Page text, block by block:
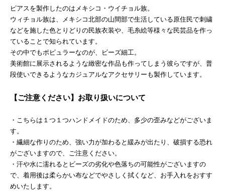
ピアスを製作したのはメキシコ・ウイチョル族。
ウィチョル族は、メキシコ北部の山間部で生活している原住民で刺繍
などを施した色とりどりの民族衣装や、毛糸絵等様々な民芸品を作っ
ていることで知られています。
その中でもポピュラーなのが、ビーズ細工。
美術館に展示されるような緻密な作品も作ってしまう彼らですが、普
段使いできるようなカジュアルなアクセサリーも製作しています。
【ご注意ください】お取り扱いについて
・こちらは１つ１つハンドメイドのため、多少の歪みなどがございま
す。
・繊細な作りのため、強い力が加わると緩みが出たり、破損する恐れ
がございますので、ご注意ください。
・汗や水に濡れるとビーズの劣化や色落ちの可能性がございますの
で、着用後は柔らかい布などでやさしく拭くなど、お手入れをおすす
めいたします。